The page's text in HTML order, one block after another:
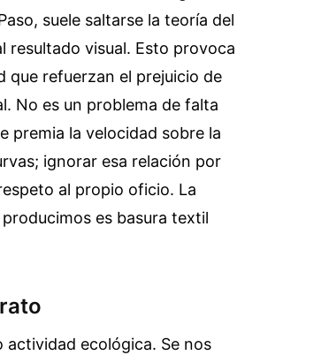
suele saltarse la teoría del
resultado visual. Esto provoca
que refuerzan el prejuicio de
No es un problema de falta
premia la velocidad sobre la
ignorar esa relación por
al propio oficio. La
es basura textil
ecológica. Se nos